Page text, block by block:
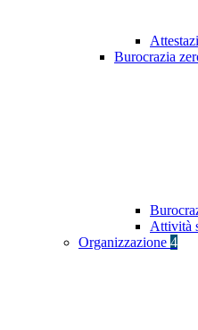
Burocrazia
Attività
Organizzazione 4